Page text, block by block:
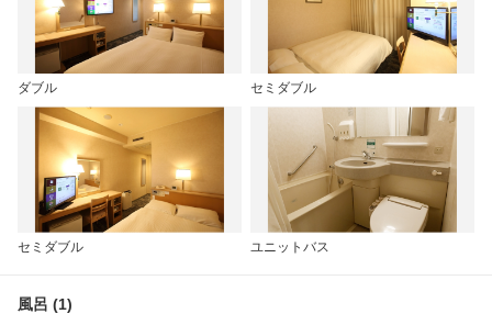
ダブル セミダブル
セミダブル ユニットバス
風呂 (1)